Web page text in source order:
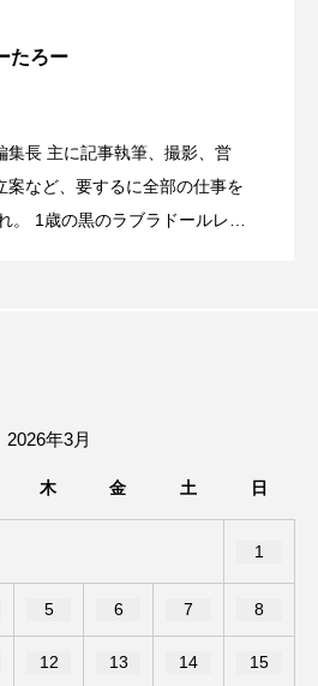
たろー
撮影、営
案など、要するに全部の仕事を
8回キューズ夏祭りが開催される
原町にあった、やっぱりステー
！夏の大抽選会」が開催される
コーヒー)の跡地にラーメン屋さ
るみたい。
2026年3月
木 金 土 日
1
5 6 7 8
12 13 14 15